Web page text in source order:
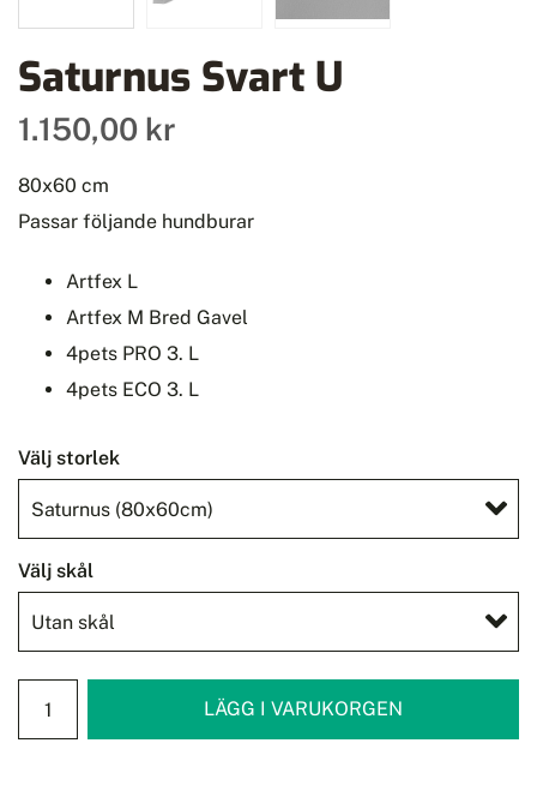
Saturnus Svart U
1.150,00 kr
80x60 cm
Passar följande hundburar
Artfex L
Artfex M Bred Gavel
4pets PRO 3. L
4pets ECO 3. L
Välj storlek
Välj skål